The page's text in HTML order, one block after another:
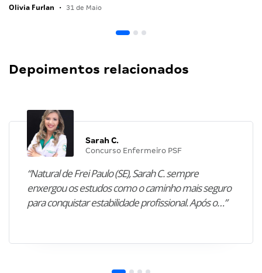
Olivia Furlan • 31 de Maio
Depoimentos relacionados
Sarah C.
Concurso Enfermeiro PSF
“Natural de Frei Paulo (SE), Sarah C. sempre
enxergou os estudos como o caminho mais seguro
para conquistar estabilidade profissional. Após o…”